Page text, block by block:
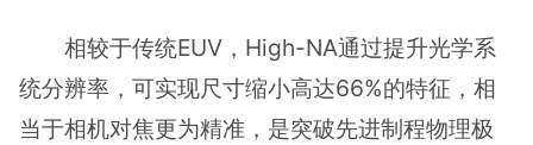
相较于传统EUV，High-NA通过提升光学系
统分辨率，可实现尺寸缩小高达66%的特征，相
当于相机对焦更为精准，是突破先进制程物理极